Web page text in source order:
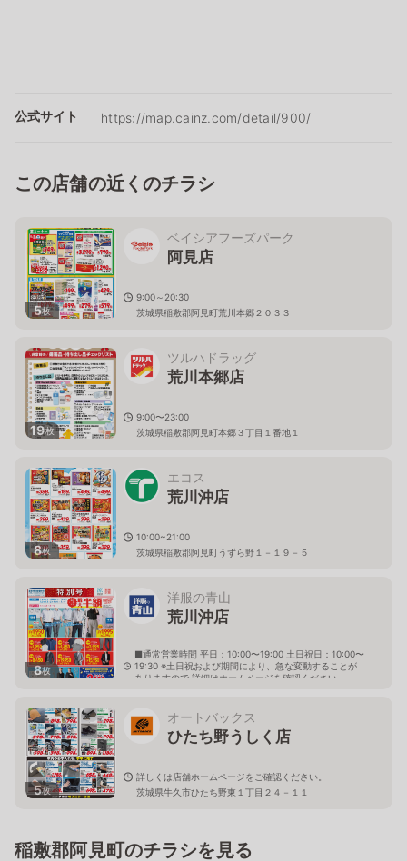
公式サイト https://map.cainz.com/detail/900/
この店舗の近くのチラシ
5枚
ベイシアフーズパーク
阿見店
9:00～20:30
茨城県稲敷郡阿見町荒川本郷２０３３
19枚
ツルハドラッグ
荒川本郷店
9:00〜23:00
茨城県稲敷郡阿見町本郷３丁目１番地１
8枚
エコス
荒川沖店
10:00~21:00
茨城県稲敷郡阿見町うずら野１－１９－５
8枚
洋服の青山
荒川沖店
■通常営業時間 平日：10:00〜19:00 土日祝日：10:00〜
19:30 ※土日祝および期間により、急な変動することが
ありますので 詳細はホームページを確認ください
5枚
オートバックス
ひたち野うしく店
詳しくは店舗ホームページをご確認ください。
茨城県牛久市ひたち野東１丁目２４－１１
稲敷郡阿見町のチラシを見る